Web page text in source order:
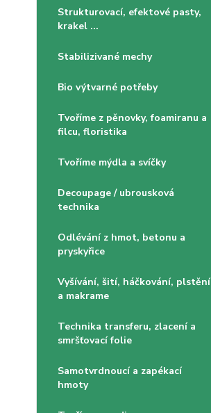
Strukturovací, efektové pasty,
krakel ...
Stabilizivané mechy
Bio výtvarné potřeby
Tvoříme z pěnovky, foamiranu a
filcu, floristika
Tvoříme mýdla a svíčky
Decoupage / ubrousková
technika
Odlévání z hmot, betonu a
pryskyřice
Vyšívání, šití, háčkování, plstění
a makrame
Technika transferu, zlacení a
smršťovací folie
Samotvrdnoucí a zapékací
hmoty